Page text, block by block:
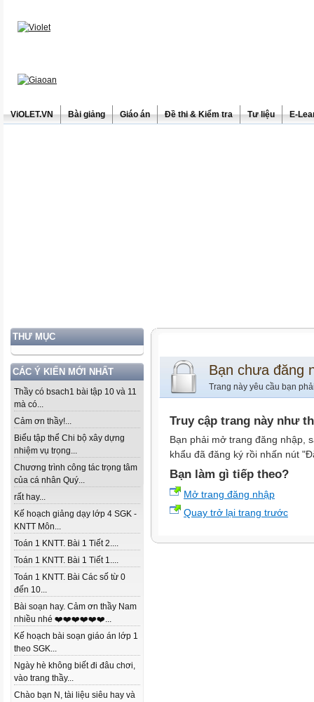
ViOLET.VN Bài giảng Giáo án Đề thi & Kiểm tra Tư liệu E-
THƯ MỤC
CÁC Ý KIẾN MỚI NHẤT
Thầy có bsach1 bài tập 10 và 11
mà có...
Cảm ơn thầy!...
Biểu tập thể Chi bộ xây dựng
nhiệm vụ trọng...
Chương trình công tác trọng tâm
của cá nhân Quý...
rất hay...
Kế hoạch giảng dạy lớp 4 SGK -
KNTT Môn...
Toán 1 KNTT. Bài 1 Tiết 2....
Toán 1 KNTT. Bài 1 Tiết 1....
Toán 1 KNTT. Bài Các số từ 0
đến 10...
Bài soạn hay. Cảm ơn thầy Nam
nhiều nhé ❤️❤️❤️❤️❤️❤️...
Kế hoạch bài soạn giáo án lớp 1
theo SGK...
Ngày hè không biết đi đâu chơi,
vào trang thầy...
Chào bạn N, tài liệu siêu hay và
Bạn chưa đăng
Trang này yêu cầu bạn
Truy cập trang này như
Bạn phải mở trang đăng nhập,
khẩu đã đăng ký rồi nhấn nút
Bạn làm gì tiếp theo?
Mở trang đăng nhập
Quay trở lại trang trước